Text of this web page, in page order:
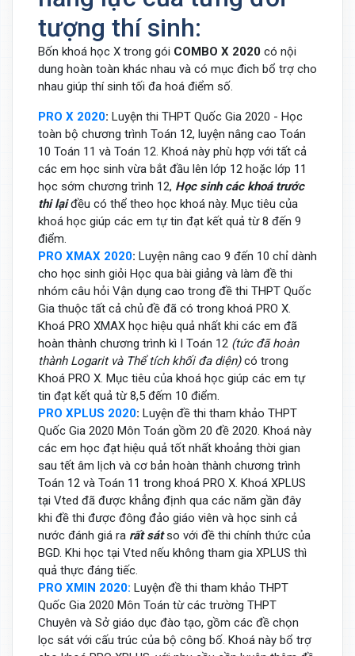
tượng thí sinh:
Bốn khoá học X trong gói COMBO X 2020 có nội
dung hoàn toàn khác nhau và có mục đich bổ trợ cho
nhau giúp thí sinh tối đa hoá điểm số.
PRO X 2020: Luyện thi THPT Quốc Gia 2020 - Học
toàn bộ chương trình Toán 12, luyện nâng cao Toán
10 Toán 11 và Toán 12. Khoá này phù hợp với tất cả
các em học sinh vừa bắt đầu lên lớp 12 hoặc lớp 11
học sớm chương trình 12, Học sinh các khoá trước
thi lại đều có thể theo học khoá này. Mục tiêu của
khoá học giúp các em tự tin đạt kết quả từ 8 đến 9
điểm.
PRO XMAX 2020: Luyện nâng cao 9 đến 10 chỉ dành
cho học sinh giỏi Học qua bài giảng và làm đề thi
nhóm câu hỏi Vận dụng cao trong đề thi THPT Quốc
Gia thuộc tất cả chủ đề đã có trong khoá PRO X.
Khoá PRO XMAX học hiệu quả nhất khi các em đã
hoàn thành chương trình kì I Toán 12 (tức đã hoàn
thành Logarit và Thể tích khối đa diện)có trong
Khoá PRO X. Mục tiêu của khoá học giúp các em tự
tin đạt kết quả từ 8,5 đếm 10 điểm.
PRO XPLUS 2020: Luyện đề thi tham khảo THPT
Quốc Gia 2020 Môn Toán gồm 20 đề 2020. Khoá này
các em học đạt hiệu quả tốt nhất khoảng thời gian
sau tết âm lịch và cơ bản hoàn thành chương trình
Toán 12 và Toán 11 trong khoá PRO X. Khoá XPLUS
tại Vted đã được khẳng định qua các năm gần đây
khi đề thi được đông đảo giáo viên và học sinh cả
nước đánh giá ra rất sátso với đề thi chính thức của
BGD. Khi học tại Vted nếu không tham gia XPLUS thì
quả thực đáng tiếc.
PRO XMIN 2020: Luyện đề thi tham khảo THPT
Quốc Gia 2020 Môn Toán từ các trường THPT
Chuyên và Sở giáo dục đào tạo, gồm các đề chọn
lọc sát với cấu trúc của bộ công bố. Khoá này bổ trợ